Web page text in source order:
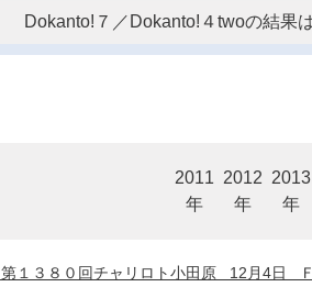
Dokanto!７／Dokanto!４twoの結果
2011
年
2012
年
2013
年
第１３８０回チャリロト小田原 12月4日